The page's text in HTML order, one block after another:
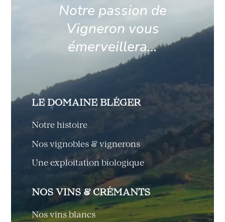
Notre passion de
Vigneron vous
émerveillera…
LE DOMAINE BLÉGER
Notre histoire
Nos vignobles & vignerons
Une exploitation biologique
NOS VINS & CRÉMANTS
Nos vins blancs